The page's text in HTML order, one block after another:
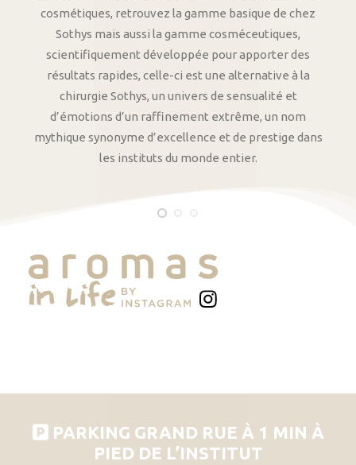
cosmétiques, retrouvez la gamme basique de chez
Sothys mais aussi la gamme cosméceutiques,
scientifiquement développée pour apporter des
résultats rapides, celle-ci est une alternative à la
chirurgie Sothys, un univers de sensualité et
d’émotions d’un raffinement extrême, un nom
mythique synonyme d’excellence et de prestige dans
les instituts du monde entier.
PARKING GRAND RUE À 1 MIN À
PIED DE L’INSTITUT